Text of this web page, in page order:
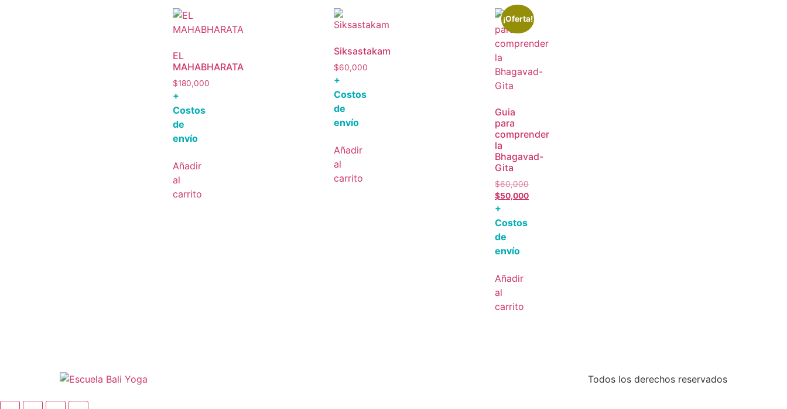
EL
MAHABHARATA
$180,000
+
Costos
de
envío
Añadir
al
carrito
Siksastakam
$60,000
+
Costos
de
envío
Añadir
al
carrito
¡Oferta!
Guia
para
comprender
la
Bhagavad-
Gita
$60,000
$50,000
+
Costos
de
envío
Añadir
al
carrito
Todos los derechos reservados